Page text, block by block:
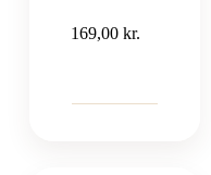
169,00kr.